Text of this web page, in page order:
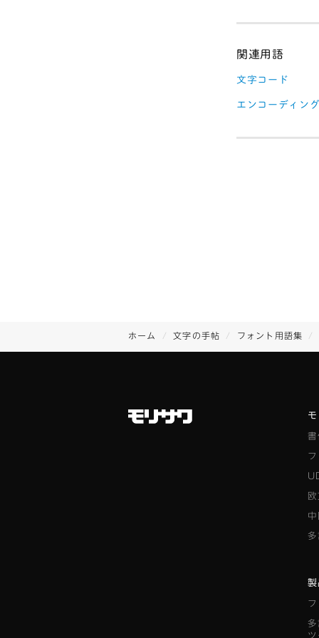
文字コード
エンコーディング
ホーム 文字の手帖 フォント用語集
書
多
製
多
ツ